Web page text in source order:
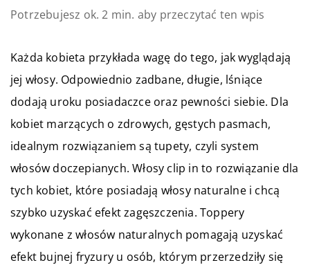
Potrzebujesz ok. 2 min. aby przeczytać ten wpis
Każda kobieta przykłada wagę do tego, jak wyglądają
jej włosy. Odpowiednio zadbane, długie, lśniące
dodają uroku posiadaczce oraz pewności siebie. Dla
kobiet marzących o zdrowych, gęstych pasmach,
idealnym rozwiązaniem są tupety, czyli system
włosów doczepianych. Włosy clip in to rozwiązanie dla
tych kobiet, które posiadają włosy naturalne i chcą
szybko uzyskać efekt zagęszczenia. Toppery
wykonane z włosów naturalnych pomagają uzyskać
efekt bujnej fryzury u osób, którym przerzedziły się